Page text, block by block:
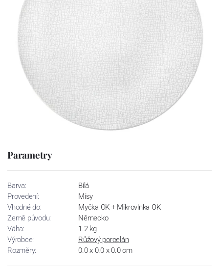
Parametry
Barva:
Bílá
Provedení:
Mísy
Vhodné do:
Myčka OK + Mikrovlnka OK
Země původu:
Německo
Váha:
1.2 kg
Výrobce:
Růžový porcelán
Rozměry:
0.0 x 0.0 x 0.0 cm